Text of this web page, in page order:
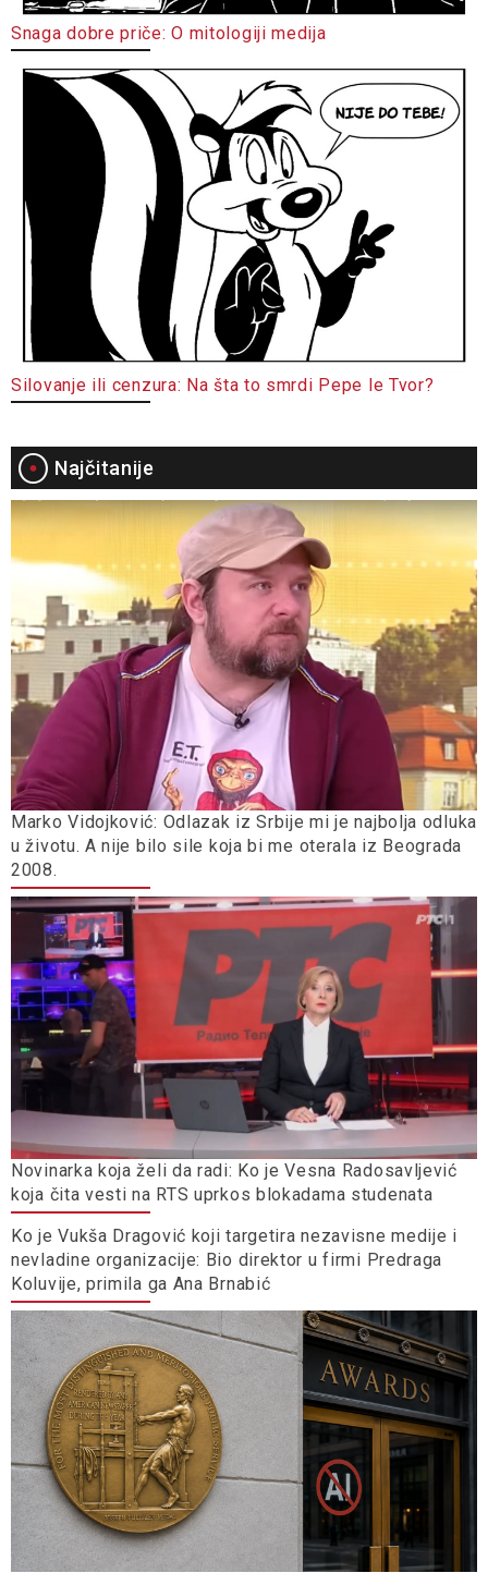
Snaga dobre priče: O mitologiji medija
Silovanje ili cenzura: Na šta to smrdi Pepe le Tvor?
Najčitanije
Marko Vidojković: Odlazak iz Srbije mi je najbolja odluka
u životu. A nije bilo sile koja bi me oterala iz Beograda
2008.
Novinarka koja želi da radi: Ko je Vesna Radosavljević
koja čita vesti na RTS uprkos blokadama studenata
Ko je Vukša Dragović koji targetira nezavisne medije i
nevladine organizacije: Bio direktor u firmi Predraga
Koluvije, primila ga Ana Brnabić